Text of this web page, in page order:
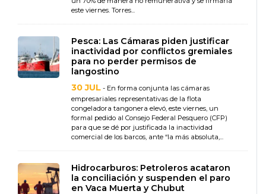
este viernes. Torres...
Pesca: Las Cámaras piden justificar
inactividad por conflictos gremiales
para no perder permisos de
langostino
30 JUL - En forma conjunta las cámaras
empresariales representativas de la flota
congeladora tangonera elevó, este viernes, un
formal pedido al Consejo Federal Pesquero (CFP)
para que se dé por justificada la inactividad
comercial de los barcos, ante “la más absoluta,...
Hidrocarburos: Petroleros acataron
la conciliación y suspenden el paro
en Vaca Muerta y Chubut